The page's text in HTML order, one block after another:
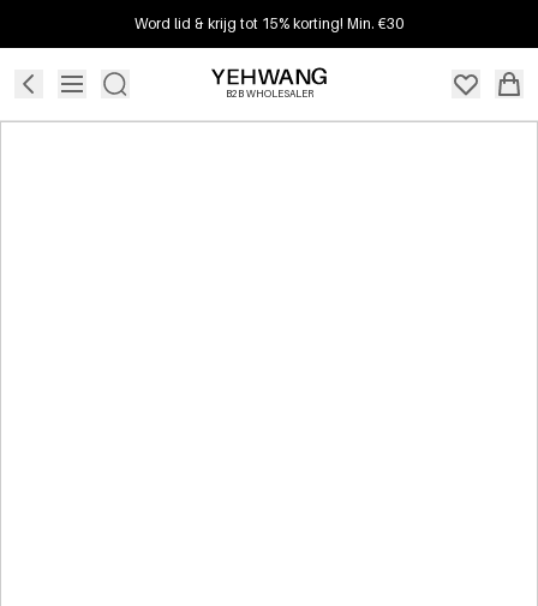
Word lid & krijg tot 15% korting! Min. €30
B2B WHOLESALER